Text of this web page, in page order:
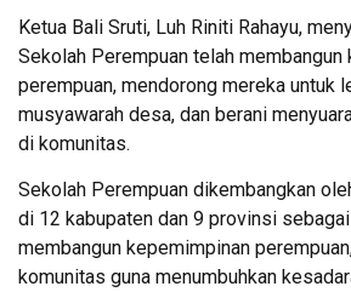
Ketua Bali Sruti, Luh Riniti Rahayu,
Sekolah Perempuan telah membangun
perempuan, mendorong mereka untuk
musyawarah desa, dan berani
di komunitas.
Sekolah Perempuan dikembangkan
di 12 kabupaten dan 9 provinsi
membangun kepemimpinan
komunitas guna menumbuhkan